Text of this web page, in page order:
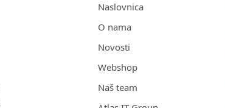
Naslovnica
O nama
Novosti
Webshop
Naš team